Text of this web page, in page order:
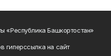
«Республика Башкортостан»
гиперссылка на сайт